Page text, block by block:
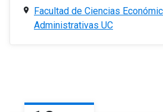
Facultad de Ciencias
Administrativas UC